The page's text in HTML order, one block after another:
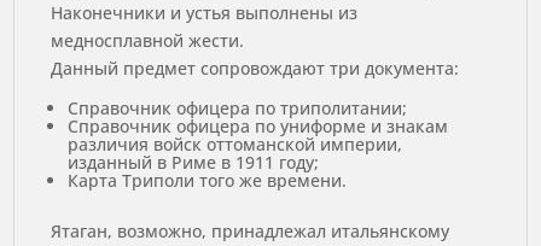
Наконечники и устья выполнены из
медносплавной жести.
Данный предмет сопровождают три документа:
Справочник офицера по триполитании;
Справочник офицера по униформе и знакам
различия войск оттоманской империи,
изданный в Риме в 1911 году;
Карта Триполи того же времени.
Ятаган, возможно, принадлежал итальянскому